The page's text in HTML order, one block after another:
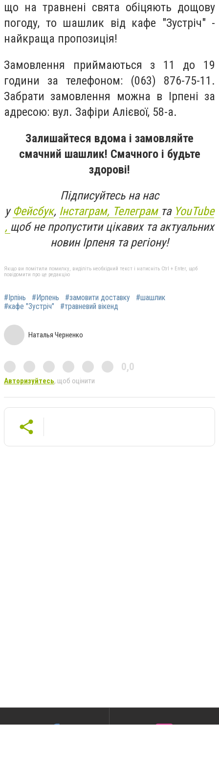
що на травнені свята обіцяють дощову
погоду, то шашлик від кафе "Зустріч" -
найкраща пропозиція!
Замовлення приймаються з 11 до 19
години за телефоном: (063) 876-75-11.
Забрати замовлення можна в Ірпені за
адресою: вул. Зафіри Алієвої, 58-а.
Залишайтеся вдома і замовляйте
смачний шашлик! Смачного і будьте
здорові!
Підписуйтесь на нас
у Фейсбук, Інстаграм, Телеграм та YouTube
, щоб не пропустити цікавих та актуальних
новин Ірпеня та регіону!
Якщо ви помітили помилку, виділіть необхідний текст і натисніть Ctrl + Enter, щоб
повідомити про це редакцію
#Ірпінь #Ирпень #замовити доставку
#шашлик
#кафе "Зустріч"
#травневий вікенд
Наталья Черненко
0,0
Авторизуйтесь, щоб оцінити